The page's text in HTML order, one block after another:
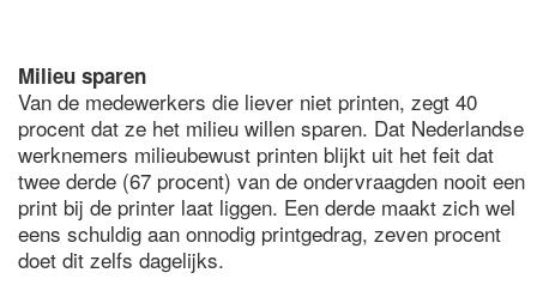
Milieu sparen
Van de medewerkers die liever niet printen, zegt 40
procent dat ze het milieu willen sparen. Dat Nederlandse
werknemers milieubewust printen blijkt uit het feit dat
twee derde (67 procent) van de ondervraagden nooit een
print bij de printer laat liggen. Een derde maakt zich wel
eens schuldig aan onnodig printgedrag, zeven procent
doet dit zelfs dagelijks.